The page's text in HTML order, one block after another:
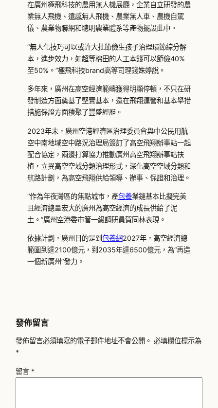
在廣州極飛科技的農用無人機展廳，企業自立研發的農
業無人飛機、遠感無人飛機、農業無人車、農機自駕
儀、農業物聯網和聰明農業體系等產物擺設此中。
“無人化技巧可以或許大批節儉生孩子治理環節綜分解
本，進步效力，如超等棉田的人工本錢可以節儉40%
至50%。”極飛科技brand高等司理錢姝婷說。
多年來，廣州在高空經濟範疇獲得明顯停頓，不只在研
發制造方面奠基了堅實基本，還在飛翔運營和基本舉措
措施保證方面積聚了豐盛經歷。
2023年末，廣州空港經濟區治理委員會與中公民用航
空中南地域空中路況治理局簽訂了高空飛翔辦事站一起
配合協定，兩邊打算協力推動廣州高空飛翔辦事站扶
植，立異高空空域分類治理形式，深化高空空域分類和
航路計劃，為高空飛翔供給領導、辦事、保證和治理。
“作為年夜灣區的焦點城市，產包養業鏈基本比擬完美
且經濟總量宏大的廣州為高空經濟的成長供給了泥
土。”廣州空港委市管一級調研員賀同林表現。
依據計劃，廣州目的是到包養網2027年，高空經濟總
範圍到達2100億元，到2035年達6500億元，為“再造
一個新廣州”發力。
發佈留言
發佈留言必須填寫的電子郵件地址不會公開。 必填欄位標示為
*
留言 *